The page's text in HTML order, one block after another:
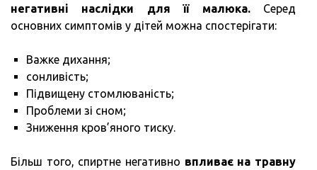
негативні наслідки для її малюка.Серед
основних симптомів у дітей можна спостерігати:
Важке дихання;
сонливість;
Підвищену стомлюваність;
Проблеми зі сном;
Зниження кров’яного тиску.
Більш того, спиртне негативно впливає на травну